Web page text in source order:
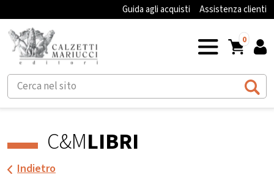
Guida agli acquisti Assistenza clienti
0
C&MLIBRI
Indietro